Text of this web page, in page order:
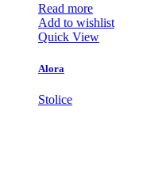
Read more
Add to wishlist
Quick View
Alora
Stolice